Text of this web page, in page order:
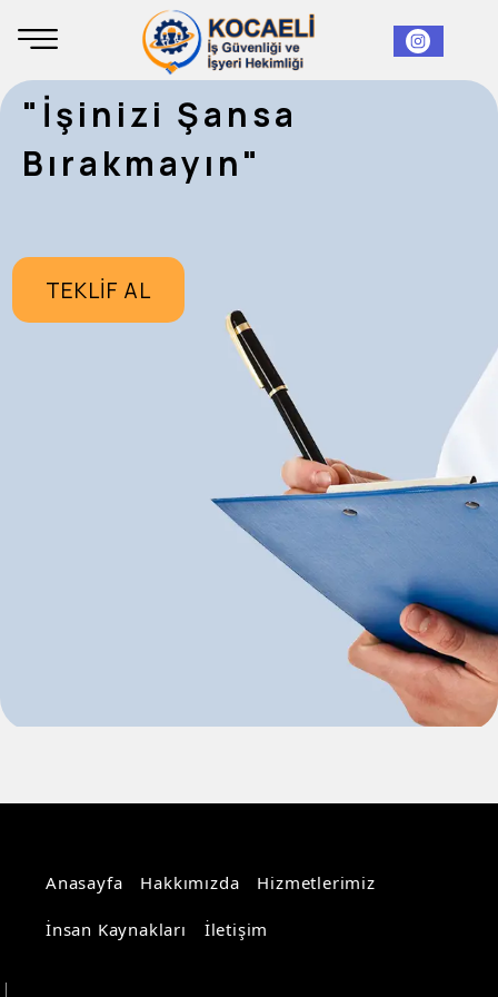
"İşinizi Şansa
Bırakmayın"
TEKLİF AL
Anasayfa Hakkımızda Hizmetlerimiz
İnsan Kaynakları İletişim